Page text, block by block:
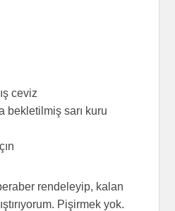
ceviz
bekletilmiş sarı kuru
rendeleyip, kalan
Pişirmek yok.